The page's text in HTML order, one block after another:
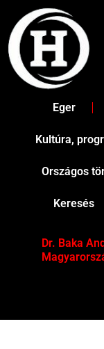
content
Eger
Kultúra,
Országos
Keresés
Dr. Baka